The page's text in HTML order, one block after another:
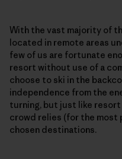
With the vast majority of
located in remote areas
few of us are fortunate
resort without use of a
choose to ski in the
independence from the
turning, but just like
crowd relies (for the most
chosen destinations.